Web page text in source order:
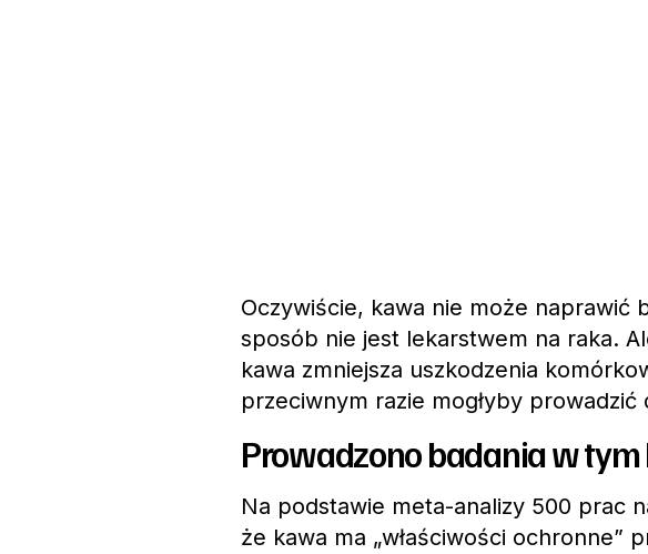
Oczywiście, kawa nie może naprawić
sposób nie jest lekarstwem na raka.
kawa zmniejsza uszkodzenia
przeciwnym razie mogłyby prowadzić
Prowadzono badania w
Na podstawie meta-analizy 500 prac
że kawa ma „właściwości ochronne”